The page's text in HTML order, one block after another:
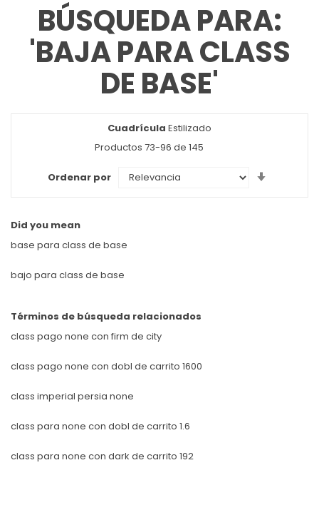
BÚSQUEDA PARA:
'BAJA PARA CLASS
DE BASE'
Ver
como
Cuadrícula Estilizado
Productos 73-96 de 145
Ordenar por
Did you mean
base para class de base
bajo para class de base
Términos de búsqueda relacionados
class pago none con firm de city
class pago none con dobl de carrito 1600
class imperial persia none
class para none con dobl de carrito 1.6
class para none con dark de carrito 192